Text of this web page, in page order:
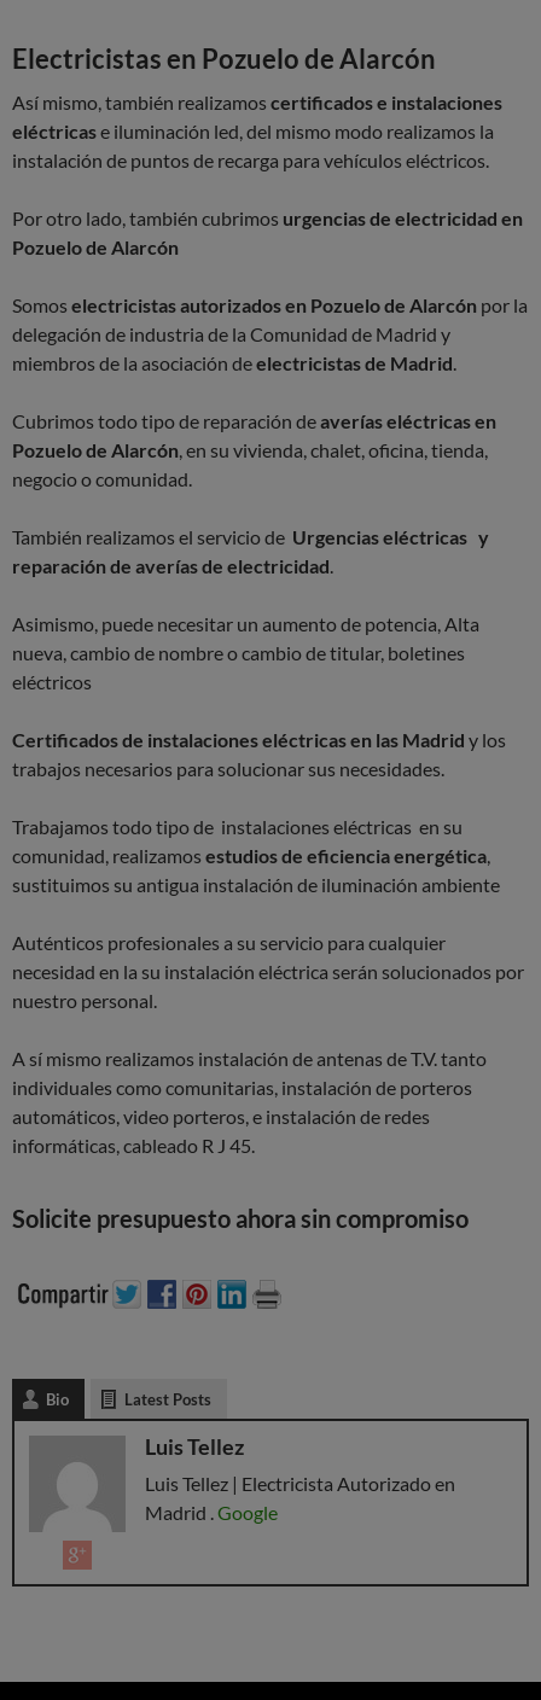
Electricistas en Pozuelo de Alarcón
Así mismo, también realizamos certificados e instalaciones
eléctricase iluminación led, del mismo modo realizamos la
instalación de puntos de recarga para vehículos eléctricos.
Por otro lado, también cubrimos urgencias de electricidad en
Pozuelo de Alarcón
Somos electricistas autorizados en Pozuelo de Alarcón por la
delegación de industria de la Comunidad de Madrid y
miembros de la asociación deelectricistas de Madrid.
Cubrimos todo tipo de reparación deaverías eléctricas en
Pozuelo de Alarcón, en su vivienda, chalet, oficina, tienda,
negocio o comunidad.
También realizamos el servicio de Urgencias eléctricas y
reparación de averías de electricidad.
Asimismo, puede necesitar un aumento de potencia, Alta
nueva, cambio de nombre o cambio de titular, boletines
eléctricos
Certificados de instalaciones eléctricas en las Madrid y los
trabajos necesarios para solucionar sus necesidades.
Trabajamos todo tipo de instalaciones eléctricas en su
comunidad, realizamos estudios de eficiencia energética,
sustituimos su antigua instalación de iluminación ambiente
Auténticos profesionales a su servicio para cualquier
necesidad en la su instalación eléctrica serán solucionados por
nuestro personal.
A sí mismo realizamos instalación de antenas de T.V. tanto
individuales como comunitarias, instalación de porteros
automáticos, video porteros, e instalación de redes
informáticas, cableado R J 45.
Solicite presupuesto ahora sin compromiso
Bio Latest Posts
Luis Tellez
Luis Tellez | Electricista Autorizado en
Madrid .Google